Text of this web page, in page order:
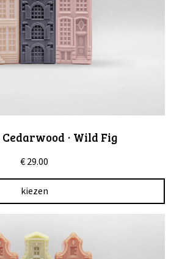
Cedarwood · Wild Fig
€ 29.00
kiezen